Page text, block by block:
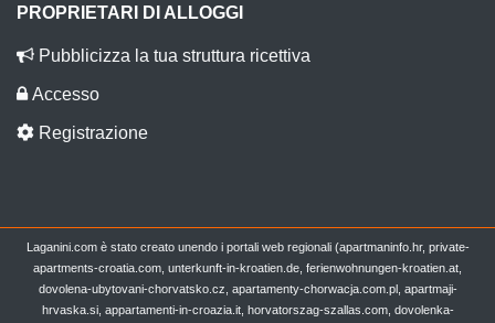
PROPRIETARI DI ALLOGGI
Pubblicizza la tua struttura ricettiva
Accesso
Registrazione
Laganini.com è stato creato unendo i portali web regionali (apartmaninfo.hr, private-
apartments-croatia.com, unterkunft-in-kroatien.de, ferienwohnungen-kroatien.at,
dovolena-ubytovani-chorvatsko.cz, apartamenty-chorwacja.com.pl, apartmaji-
hrvaska.si, appartamenti-in-croazia.it, horvatorszag-szallas.com, dovolenka-